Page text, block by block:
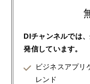
DIチャンネルでは
発信しています。
ビジネスアプリ
レンド